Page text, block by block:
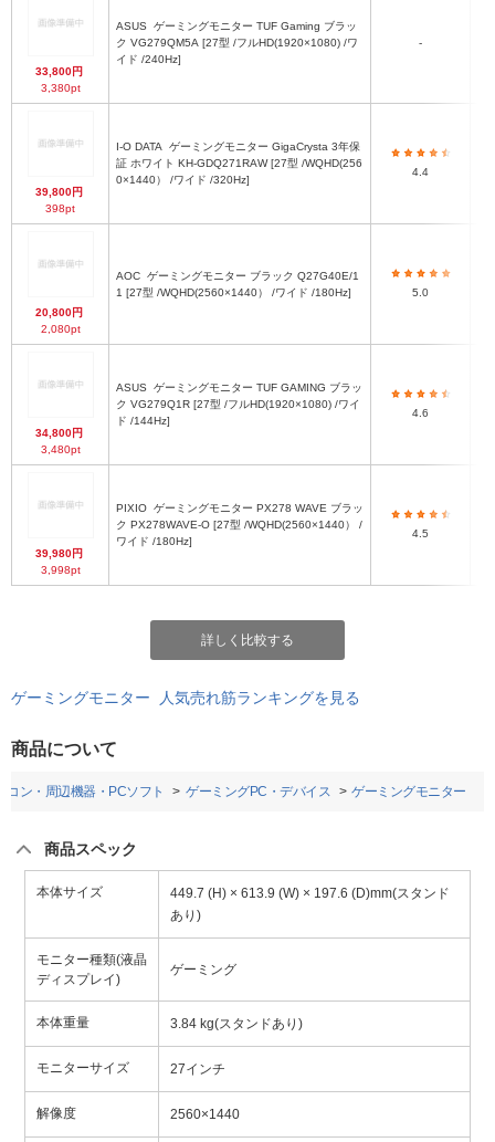
33,800円
3,380pt
ASUS
ク VG279QM5A [27型 /フルHD(1920×1080) /ワ
イド /240Hz]
-
39,800円
398pt
I-O DATA
証 ホワイト KH-GDQ271RAW [27型 /WQHD(256
0×1440） /ワイド /320Hz]
4.4
20,800円
2,080pt
AOC
1 [27型 /WQHD(2560×1440） /ワイド /180Hz]
5.0
34,800円
3,480pt
ASUS
ク VG279Q1R [27型 /フルHD(1920×1080) /ワイ
ド /144Hz]
4.6
39,980円
3,998pt
PIXIO
ク PX278WAVE-O [27型 /WQHD(2560×1440） /
ワイド /180Hz]
4.5
詳しく比較する
ゲーミングモニター 人気売れ筋ランキングを見る
商品について
コン・周辺機器・PCソフト ゲーミングPC・デバイス ゲーミングモニター
商品スペック
本体サイズ
449.7 (H) × 613.9 (W) × 197.6 (D)mm(スタンド
あり)
モニター種類(液晶
ディスプレイ)
ゲーミング
本体重量 3.84 kg(スタンドあり)
モニターサイズ 27インチ
解像度 2560×1440